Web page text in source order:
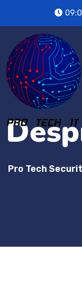
Pro Tech